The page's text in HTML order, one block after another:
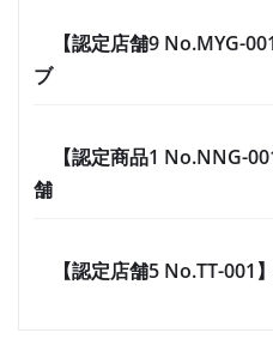
【認定店舗9 No.MYG-
ブ
【認定商品1 No.NNG-
舗
【認定店舗5 No.TT-001